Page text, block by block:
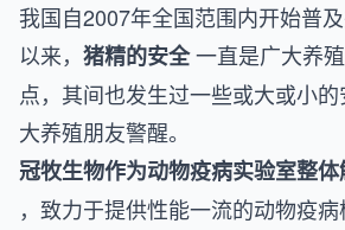
我国自2007年全国范围内开始普
以来， 猪精的安全一直是广大养
点，其间也发生过一些或大或小
大养殖朋友警醒。
冠牧生物作为动物疫病实验室整
，致力于提供性能一流的动物疫病